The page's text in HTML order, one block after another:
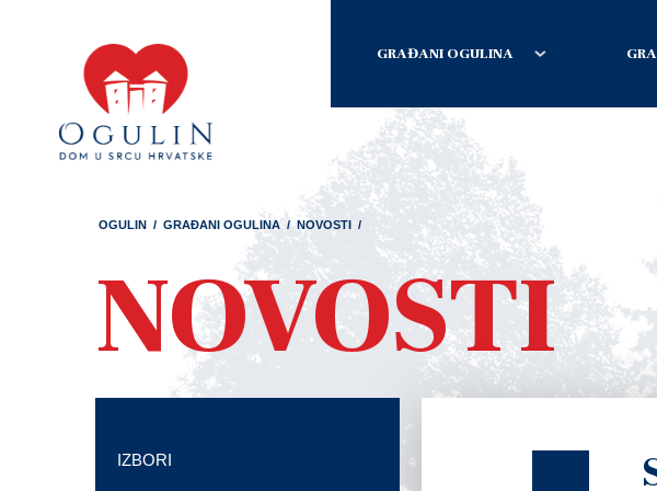
GRAĐANI OGULINA
OGULIN / GRAĐANI OGULINA / NOVOSTI /
NOVOSTI
IZBORI